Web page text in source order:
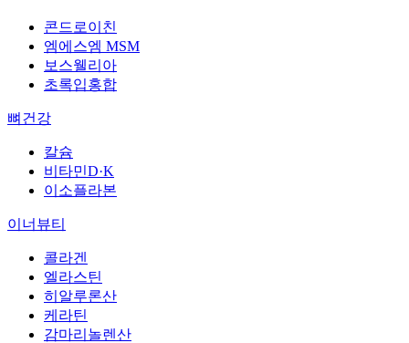
콘드로이친
엠에스엠 MSM
보스웰리아
초록입홍합
뼈건강
칼슘
비타민D·K
이소플라본
이너뷰티
콜라겐
엘라스틴
히알루론산
케라틴
감마리놀렌산